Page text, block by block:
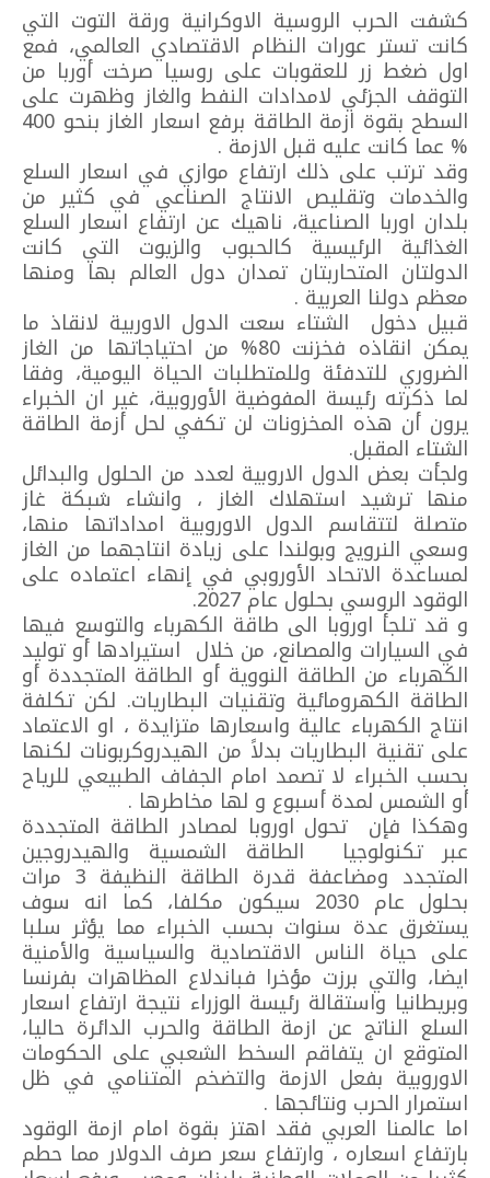
كشفت الحرب الروسية الاوكرانية ورقة التوت التي
كانت تستر عورات النظام الاقتصادي العالمي، فمع
اول ضغط زر للعقوبات على روسيا صرخت أوربا من
التوقف الجزئي لامدادات النفط والغاز وظهرت على
السطح بقوة ازمة الطاقة برفع اسعار الغاز بنحو 400
% عما كانت عليه قبل الازمة .
وقد ترتب على ذلك ارتفاع موازي في اسعار السلع
والخدمات وتقليص الانتاج الصناعي في كثير من
بلدان اوربا الصناعية، ناهيك عن ارتفاع اسعار السلع
الغذائية الرئيسية كالحبوب والزيوت التي كانت
الدولتان المتحاربتان تمدان دول العالم بها ومنها
معظم دولنا العربية .
قبيل دخول الشتاء سعت الدول الاوربية لانقاذ ما
يمكن انقاذه فخزنت 80% من احتياجاتها من الغاز
الضروري للتدفئة وللمتطلبات الحياة اليومية، وفقا
لما ذكرته رئيسة المفوضية الأوروبية، غير ان الخبراء
يرون أن هذه المخزونات لن تكفي لحل أزمة الطاقة
الشتاء المقبل.
ولجأت بعض الدول الاروبية لعدد من الحلول والبدائل
منها ترشيد استهلاك الغاز ، وانشاء شبكة غاز
متصلة لتتقاسم الدول الاوروبية امداداتها منها،
وسعي النرويج وبولندا على زيادة انتاجهما من الغاز
لمساعدة الاتحاد الأوروبي في إنهاء اعتماده على
الوقود الروسي بحلول عام 2027.
و قد تلجأ اوروبا الى طاقة الكهرباء والتوسع فيها
في السيارات والمصانع، من خلال استيرادها أو توليد
الكهرباء من الطاقة النووية أو الطاقة المتجددة أو
الطاقة الكهرومائية وتقنيات البطاريات. لكن تكلفة
انتاج الكهرباء عالية واسعارها متزايدة ، او الاعتماد
على تقنية البطاريات بدلاً من الهيدروكربونات لكنها
بحسب الخبراء لا تصمد امام الجفاف الطبيعي للرياح
أو الشمس لمدة أسبوع و لها مخاطرها .
وهكذا فإن تحول اوروبا لمصادر الطاقة المتجددة
عبر تكنولوجيا الطاقة الشمسية والهيدروجين
المتجدد ومضاعفة قدرة الطاقة النظيفة 3 مرات
بحلول عام 2030 سيكون مكلفا، كما انه سوف
يستغرق عدة سنوات بحسب الخبراء مما يؤثر سلبا
على حياة الناس الاقتصادية والسياسية والأمنية
ايضا، والتي برزت مؤخرا فباندلاع المظاهرات بفرنسا
وبريطانيا واستقالة رئيسة الوزراء نتيجة ارتفاع اسعار
السلع الناتج عن ازمة الطاقة والحرب الدائرة حاليا،
المتوقع ان يتفاقم السخط الشعبي على الحكومات
الاوروبية بفعل الازمة والتضخم المتنامي في ظل
استمرار الحرب ونتائجها .
اما عالمنا العربي فقد اهتز بقوة امام ازمة الوقود
بارتفاع اسعاره ، وارتفاع سعر صرف الدولار مما حطم